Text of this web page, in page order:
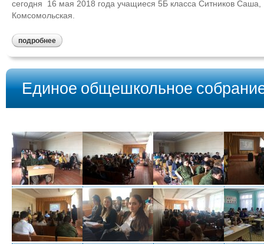
сегодня 16 мая 2018 года учащиеся 5Б класса Ситников
Комсомольская.
подробнее
Единое общешкольное